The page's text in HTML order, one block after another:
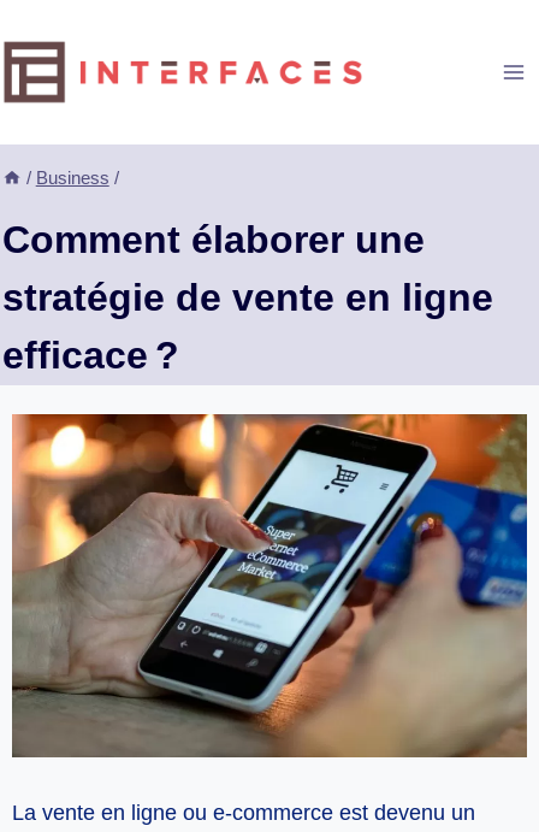
au
contenu
/ Business /
Comment élaborer une
stratégie de vente en ligne
efficace ?
La vente en ligne ou e-commerce est devenu un